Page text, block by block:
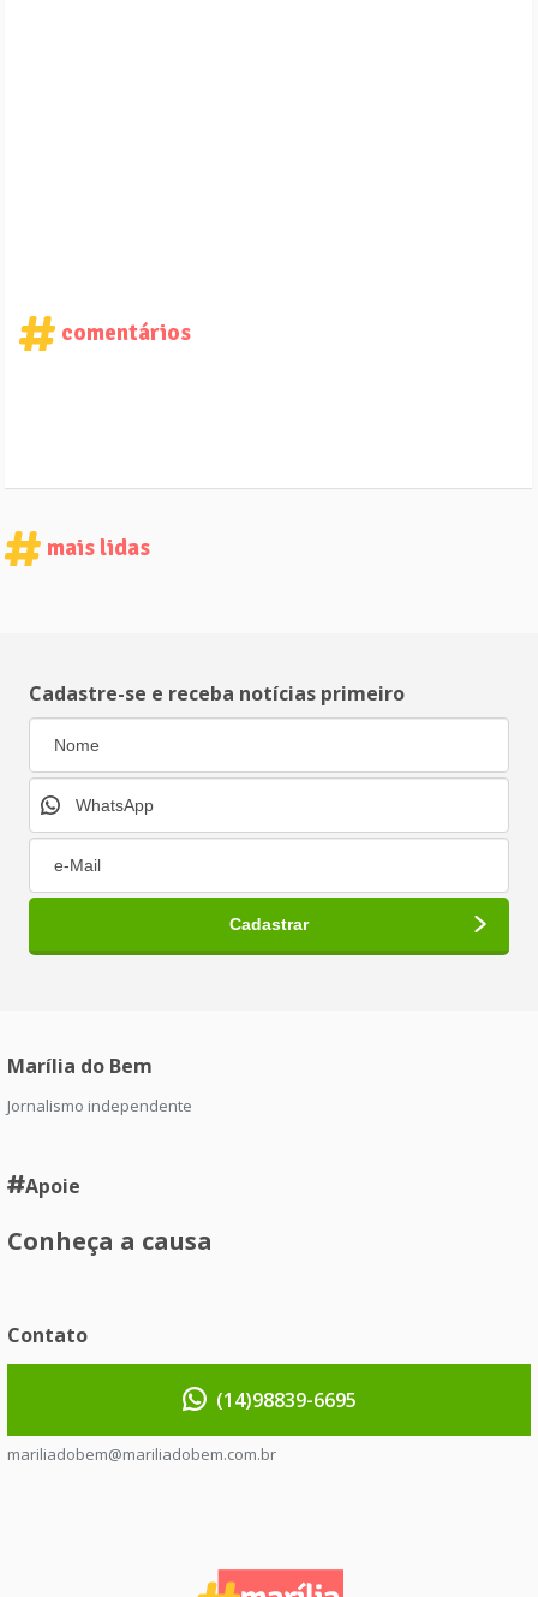
comentários
mais lidas
Cadastre-se e receba notícias primeiro
Marília do Bem
Jornalismo independente
Apoie
Conheça a causa
Contato
(14)98839-6695
mariliadobem@mariliadobem.com.br